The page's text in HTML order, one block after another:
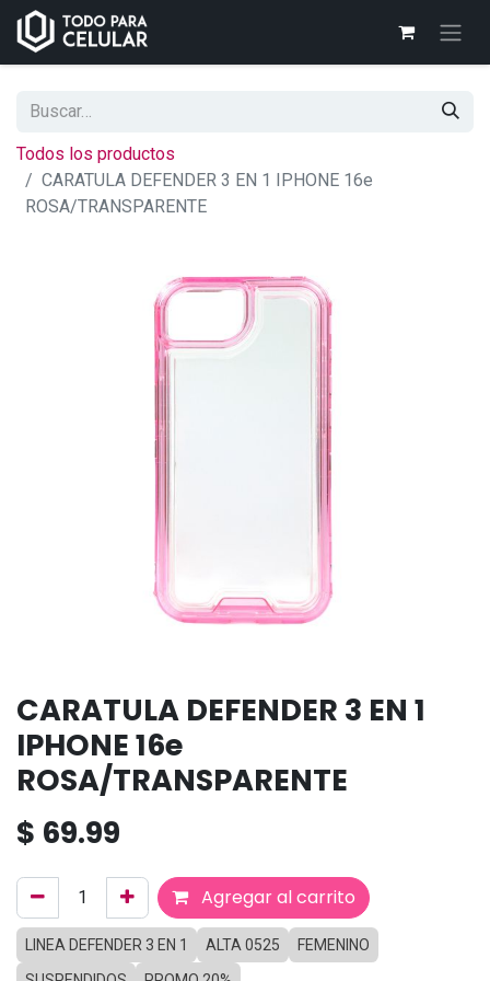
Todos los productos
CARATULA DEFENDER 3 EN 1 IPHONE 16e
ROSA/TRANSPARENTE
CARATULA DEFENDER 3 EN 1
IPHONE 16e
ROSA/TRANSPARENTE
$ 69.99
Agregar al carrito
LINEA DEFENDER 3 EN 1 ALTA 0525
FEMENINO